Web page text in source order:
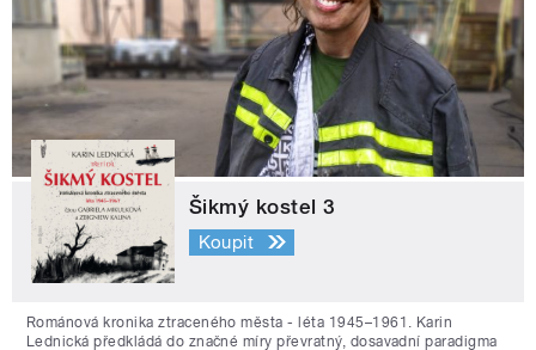
Šikmý kostel 3
Koupit
Románová kronika ztraceného města - léta 1945–1961. Karin
Lednická předkládá do značné míry převratný, dosavadní paradigma